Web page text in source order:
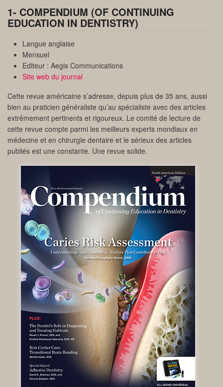
1- COMPENDIUM (OF CONTINUING
EDUCATION IN DENTISTRY)
Langue anglaise
Mensuel
Editeur : Aegis Communications
Site web du journal
Cette revue américaine s’adresse, depuis plus de 35 ans, aussi
bien au praticien généraliste qu’au spécialiste avec des articles
extrêmement pertinents et rigoureux. Le comité de lecture de
cette revue compte parmi les meilleurs experts mondiaux en
médecine et en chirurgie dentaire et le sérieux des articles
publiés est une constante. Une revue solide.